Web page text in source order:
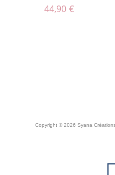
44,90€
Copyright © 2026 Syana